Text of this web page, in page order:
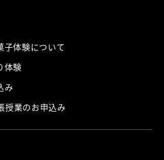
子体験について
体験
み
授業のお申込み